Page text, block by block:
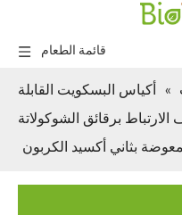
قائمة الطعام
»
أكياس البسكويت القابلة
برقائق الشوكولاتة
بثاني أكسيد الكربون